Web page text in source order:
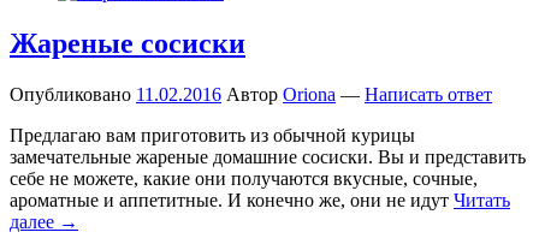
Жареные сосиски
Опубликовано 11.02.2016 Автор Oriona — Написать ответ
Предлагаю вам приготовить из обычной курицы
замечательные жареные домашние сосиски. Вы и представить
себе не можете, какие они получаются вкусные, сочные,
ароматные и аппетитные. И конечно же, они не идут Читать
далее →